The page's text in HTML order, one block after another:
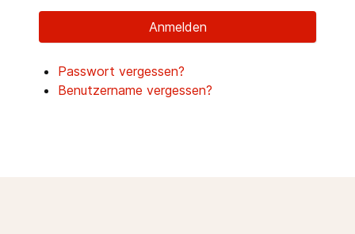
Anmelden
Passwort vergessen?
Benutzername vergessen?